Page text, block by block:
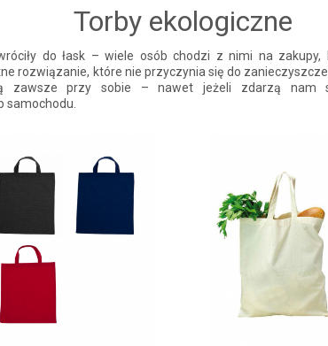
Torby ekologiczne
do łask – wiele osób chodzi z nimi na zakupy,
rozwiązanie, które nie przyczynia się do
zawsze przy sobie – nawet jeżeli zdarzą nam
samochodu.